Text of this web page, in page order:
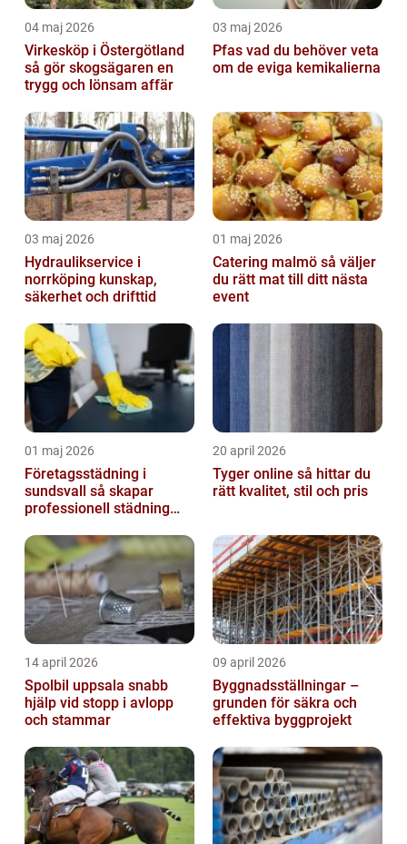
04 maj 2026
Virkesköp i Östergötland
så gör skogsägaren en
trygg och lönsam affär
03 maj 2026
Pfas vad du behöver veta
om de eviga kemikalierna
03 maj 2026
Hydraulikservice i
norrköping kunskap,
säkerhet och drifttid
01 maj 2026
Catering malmö så väljer
du rätt mat till ditt nästa
event
01 maj 2026
Företagsstädning i
sundsvall så skapar
professionell städning
starkare varum...
20 april 2026
Tyger online så hittar du
rätt kvalitet, stil och pris
14 april 2026
Spolbil uppsala snabb
hjälp vid stopp i avlopp
och stammar
09 april 2026
Byggnadsställningar –
grunden för säkra och
effektiva byggprojekt